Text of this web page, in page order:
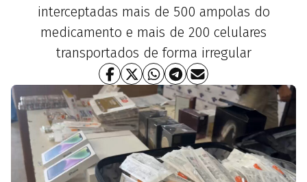
interceptadas mais de 500 ampolas do
medicamento e mais de 200 celulares
transportados de forma irregular